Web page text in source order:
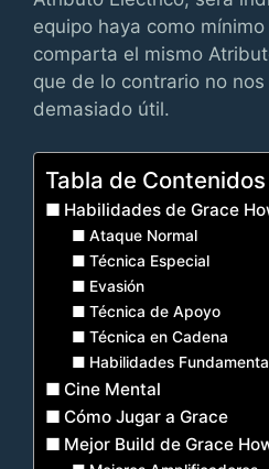
equipo haya como
comparta el mismo
que de lo contrario no
demasiado útil.
Tabla de Contenidos
Habilidades de Grace
Ataque Normal
Técnica Especial
Evasión
Técnica de Apoyo
Técnica en Cadena
Habilidades
Cine Mental
Cómo Jugar a Grace
Mejor Build de Grace